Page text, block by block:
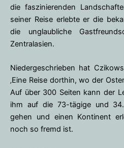
die faszinierenden
seiner Reise erlebte er die
die unglaubliche
Zentralasien.
Niedergeschrieben hat
‚Eine Reise dorthin, wo der
Auf über 300 Seiten kann der
ihm auf die 73-tägige und
gehen und einen Kontinent
noch so fremd ist.